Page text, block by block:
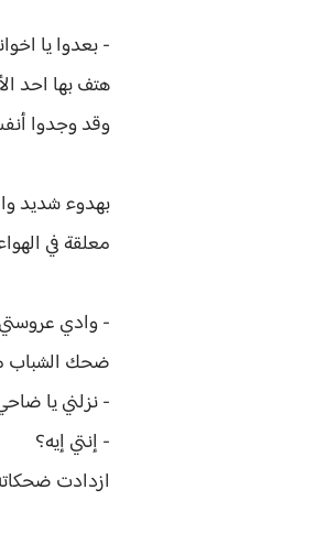
- بعدوا يا
هتف بها احد
وقد وجدوا
بهدوء شديد
معلقة في
- وادي عروستي
ضحك الشباب
- نزلني يا
- إنتي إيه؟
ازدادت